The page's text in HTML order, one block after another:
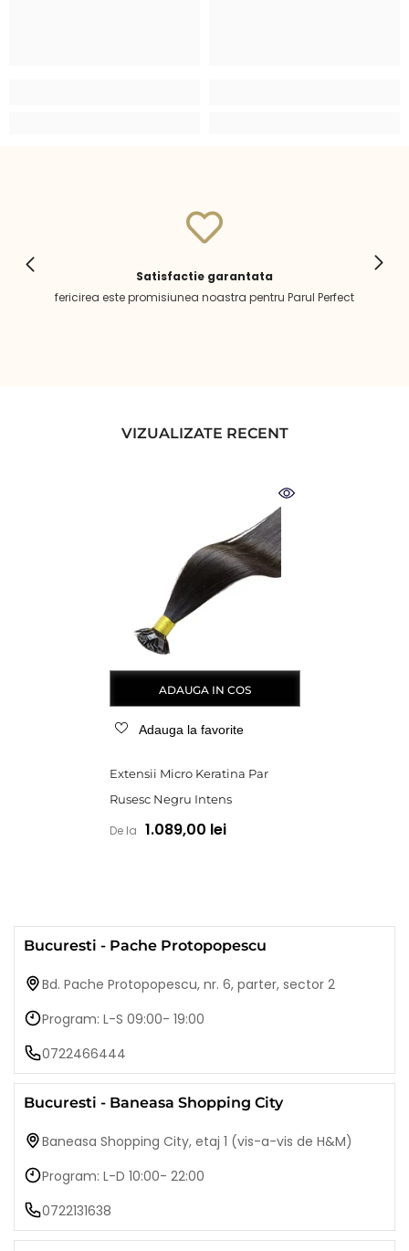
Satisfactie garantata
fericirea este promisiunea noastra pentru Parul Perfect
VIZUALIZATE RECENT
ADAUGA IN COS
Adauga la favorite
Extensii Micro Keratina Par
Rusesc Negru Intens
De la 1.089,00 lei
Bucuresti - Pache Protopopescu
Bd. Pache Protopopescu, nr. 6, parter, sector 2
Program: L-S 09:00- 19:00
0722466444
Bucuresti - Baneasa Shopping City
Baneasa Shopping City, etaj 1 (vis-a-vis de H&M)
Program: L-D 10:00- 22:00
0722131638